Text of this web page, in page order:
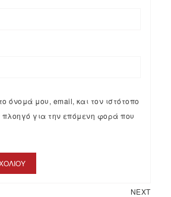
όνομά μου, email, και τον ιστότοπο
πλοηγό για την επόμενη φορά που
NEXT